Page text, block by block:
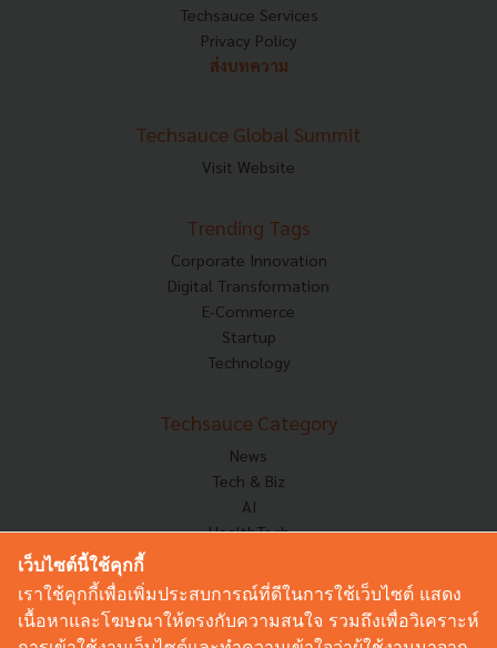
Techsauce Services
Privacy Policy
ส่งบทความ
Techsauce Global Summit
Visit Website
Trending Tags
Corporate Innovation
Digital Transformation
E-Commerce
Startup
Technology
Techsauce Category
News
Tech & Biz
AI
HealthTech
Corp Innov
Saucy Thoughts
Based On
เว็บไซต์นี้ใช้คุกกี้
เราใช้คุกกี้เพื่อเพิ่มประสบการณ์ที่ดีในการใช้เว็บไซต์ แสดง
เนื้อหาและโฆษณาให้ตรงกับความสนใจ รวมถึงเพื่อวิเคราะห์